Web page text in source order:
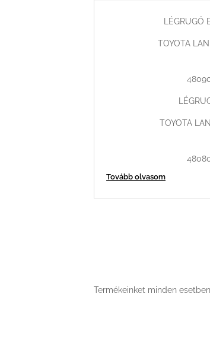
TOYOTA
TOYOTA
Tovább olvasom
Termékeinket minden